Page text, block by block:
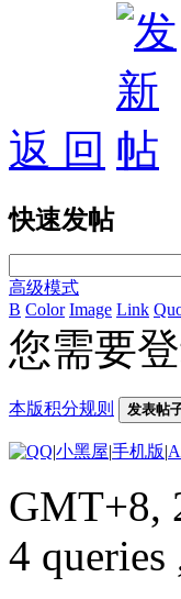
返 回
快速发帖
高级模式
B Color Image Link
您需要
本版积分规则 发表帖
|小黑屋|手机版|
GMT+8,
4 queries